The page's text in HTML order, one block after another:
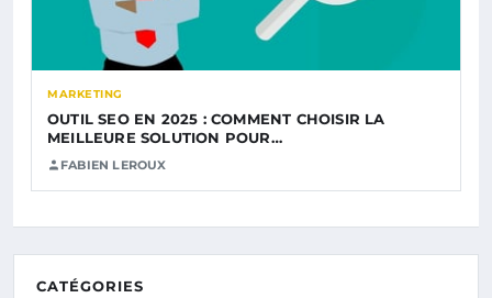
MARKETING
OUTIL SEO EN 2025 : COMMENT CHOISIR LA
MEILLEURE SOLUTION POUR…
FABIEN LEROUX
CATÉGORIES